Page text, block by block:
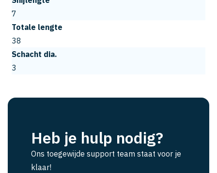
7
Totale lengte
38
Schacht dia.
3
Heb je hulp nodig?
Ons toegewijde support team staat voor je
klaar!